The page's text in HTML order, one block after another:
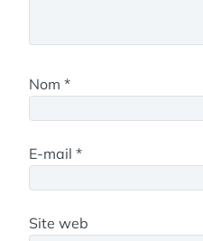
Nom *
E-mail *
Site web